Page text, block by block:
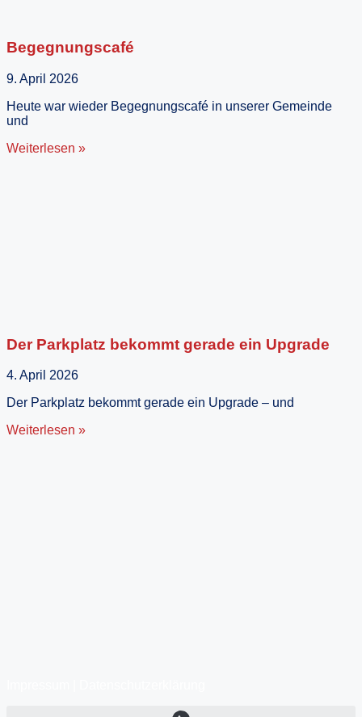
Begegnungscafé
9. April 2026
Heute war wieder Begegnungscafé in unserer Gemeinde
und
Weiterlesen »
Der Parkplatz bekommt gerade ein Upgrade
4. April 2026
Der Parkplatz bekommt gerade ein Upgrade – und
Weiterlesen »